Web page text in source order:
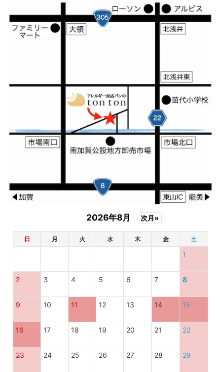
2026年8月 次月»
日 月 火 水 木 金 土
1
2 3 4 5 6 7 8
9 10 11 12 13 14 15
16 17 18 19 20 21 22
23 24 25 26 27 28 29